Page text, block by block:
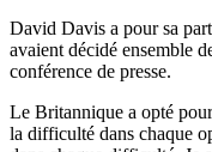
David Davis a pour sa
avaient décidé ensemble
conférence de presse.
Le Britannique a opté
la difficulté dans chaque